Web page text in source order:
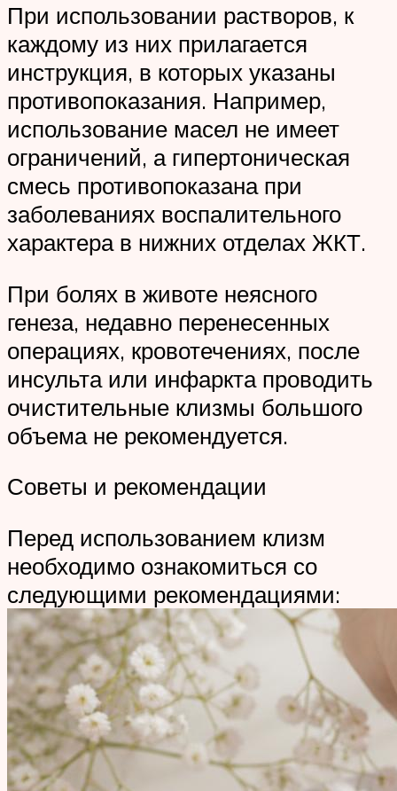
При использовании растворов, к
каждому из них прилагается
инструкция, в которых указаны
противопоказания. Например,
использование масел не имеет
ограничений, а гипертоническая
смесь противопоказана при
заболеваниях воспалительного
характера в нижних отделах ЖКТ.
При болях в животе неясного
генеза, недавно перенесенных
операциях, кровотечениях, после
инсульта или инфаркта проводить
очистительные клизмы большого
объема не рекомендуется.
Советы и рекомендации
Перед использованием клизм
необходимо ознакомиться со
следующими рекомендациями: